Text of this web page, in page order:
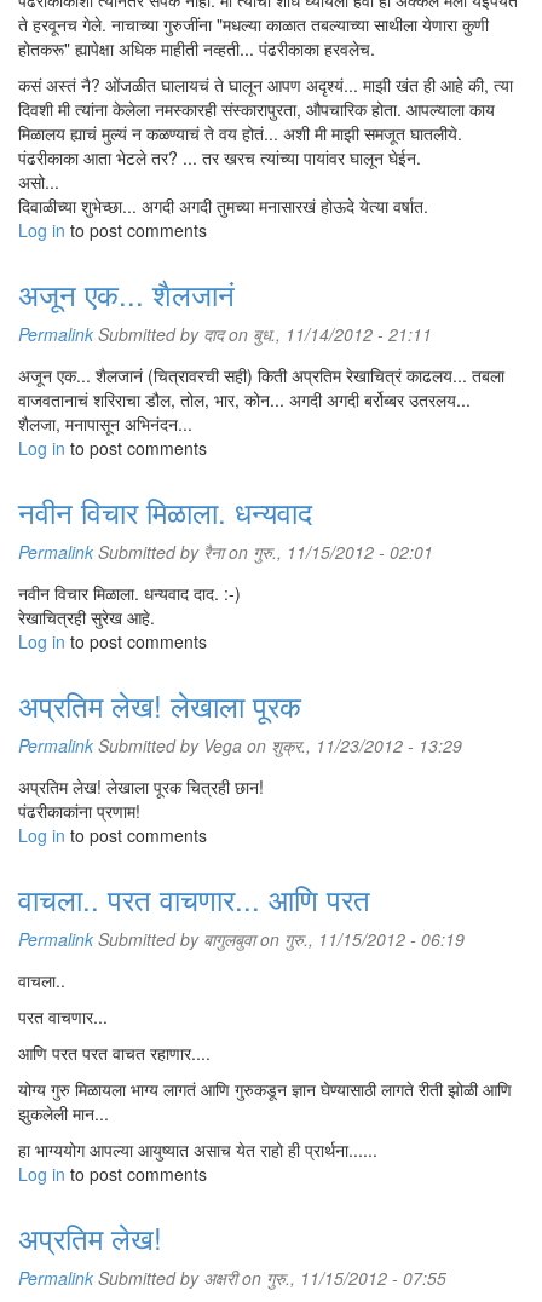
ते हरवूनच गेले. नाचाच्या गुरुजींना "मधल्या काळात तबल्याच्या साथीला येणारा कुणी
होतकरू" ह्यापेक्षा अधिक माहीती नव्हती... पंढरीकाका हरवलेच.
कसं अस्तं नै? ओंजळीत घालायचं ते घालून आपण अदृश्यं... माझी खंत ही आहे की, त्या
दिवशी मी त्यांना केलेला नमस्कारही संस्कारापुरता, औपचारिक होता. आपल्याला काय
मिळालय ह्याचं मुल्यं न कळण्याचं ते वय होतं... अशी मी माझी समजूत घातलीये.
पंढरीकाका आता भेटले तर? ... तर खरच त्यांच्या पायांवर घालून घेईन.
असो...
दिवाळीच्या शुभेच्छा... अगदी अगदी तुमच्या मनासारखं होऊदे येत्या वर्षात.
Log in to post comments
अजून एक... शैलजानं
Permalink Submitted by दादon बुध., 11/14/2012 - 21:11
अजून एक... शैलजानं (चित्रावरची सही) किती अप्रतिम रेखाचित्रं काढलय... तबला
वाजवतानाचं शरिराचा डौल, तोल, भार, कोन... अगदी अगदी बर्रोब्बर उतरलय...
शैलजा, मनापासून अभिनंदन...
Log in to post comments
नवीन विचार मिळाला. धन्यवाद
Permalink Submitted by रैनाon गुरु., 11/15/2012 - 02:01
नवीन विचार मिळाला. धन्यवाद दाद. :-)
रेखाचित्रही सुरेख आहे.
Log in to post comments
अप्रतिम लेख! लेखाला पूरक
Permalink Submitted by Vega on शुक्र., 11/23/2012 - 13:29
अप्रतिम लेख! लेखाला पूरक चित्रही छान!
पंढरीकाकांना प्रणाम!
Log in to post comments
वाचला.. परत वाचणार... आणि परत
Permalink Submitted by बागुलबुवाon गुरु., 11/15/2012 - 06:19
वाचला..
परत वाचणार...
आणि परत परत वाचत रहाणार....
योग्य गुरु मिळायला भाग्य लागतं आणि गुरुकडून ज्ञान घेण्यासाठी लागते रीती झोळी आणि
झुकलेली मान...
हा भाग्ययोग आपल्या आयुष्यात असाच येत राहो ही प्रार्थना......
Log in to post comments
अप्रतिम लेख!
Permalink Submitted by अक्षरीon गुरु., 11/15/2012 - 07:55